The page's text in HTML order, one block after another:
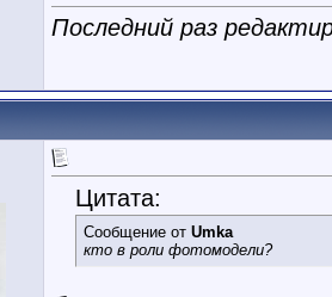
Последний раз
Цитата:
Сообщение от Umka
кто в роли фотомодели?